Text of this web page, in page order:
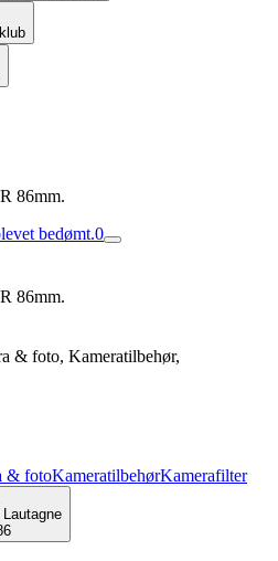
86mm.
bedømt.0
86mm.
& foto, Kameratilbehør,
& fotoKameratilbehørKamerafilter